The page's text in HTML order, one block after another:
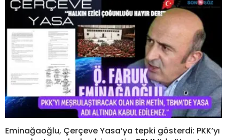
Eminağaoğlu, Çerçeve Yasa’ya tepki gösterdi: PKK’yı